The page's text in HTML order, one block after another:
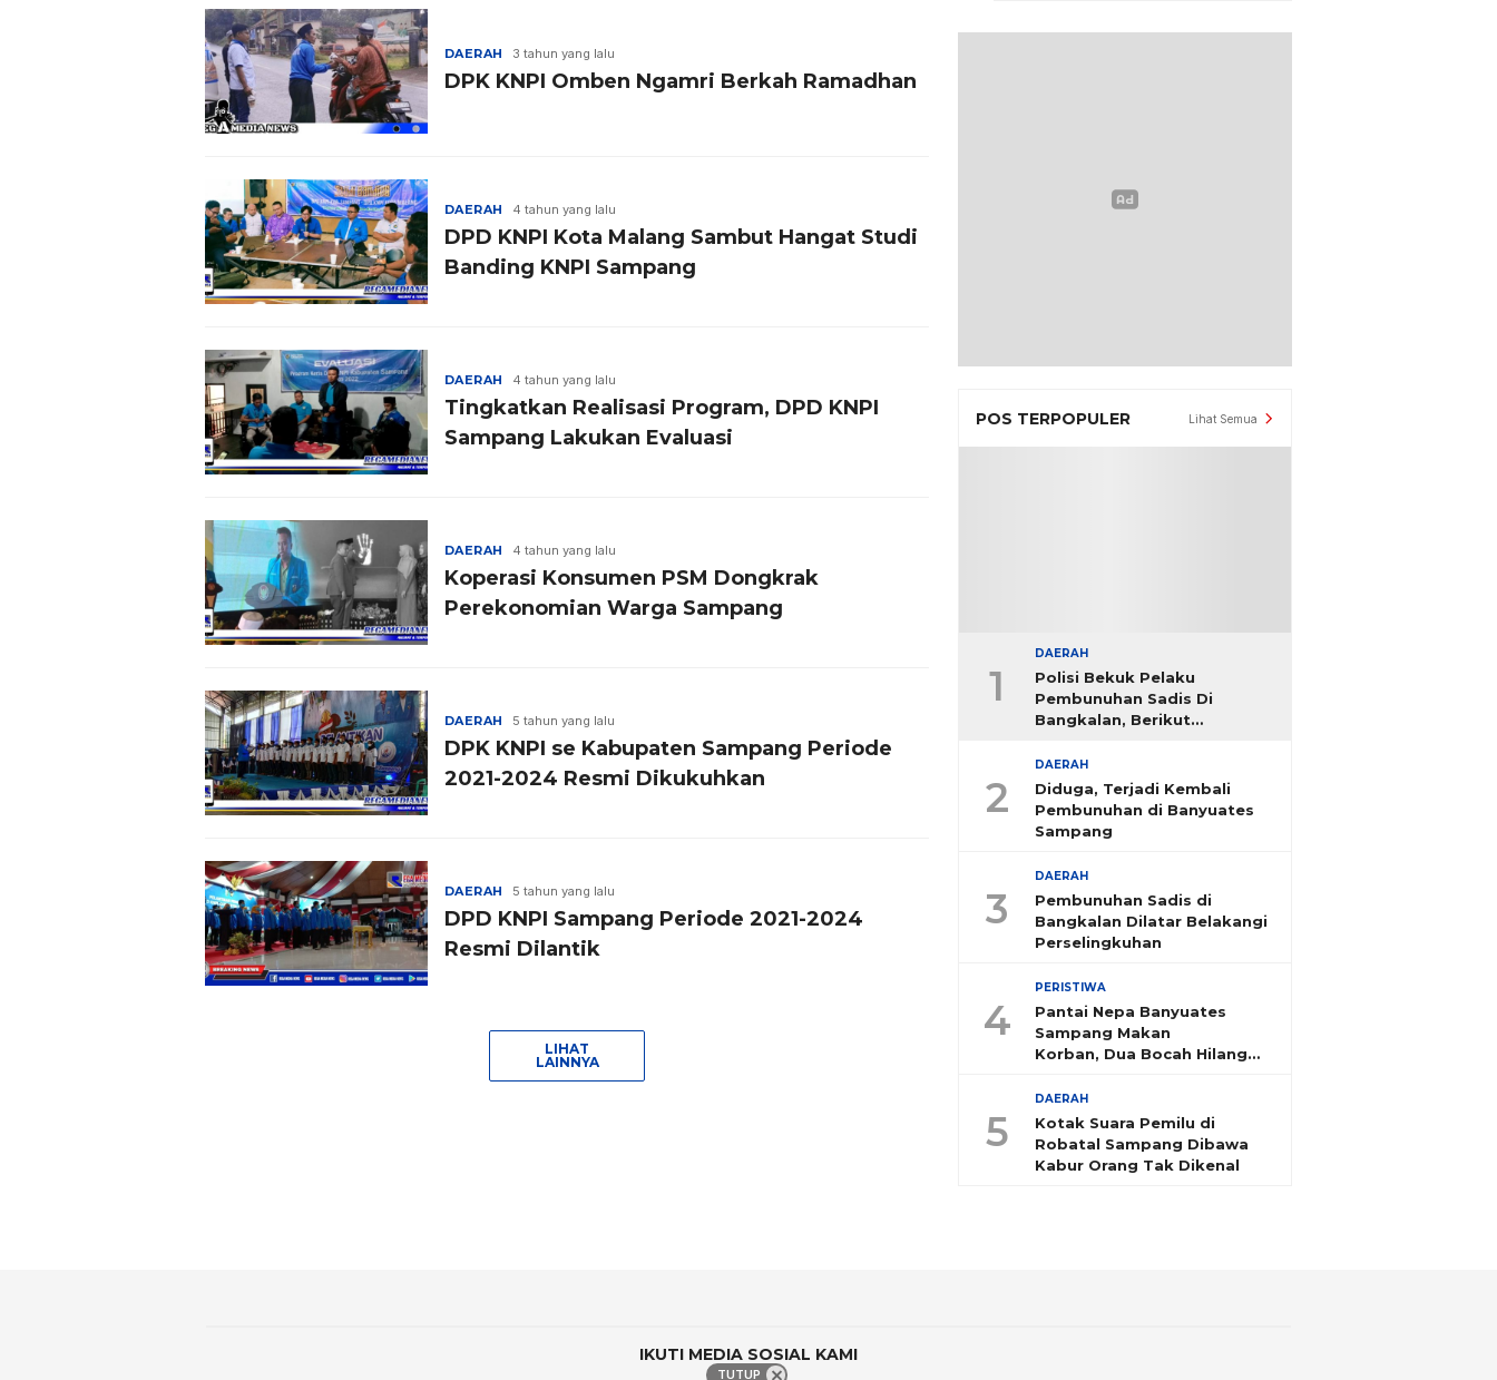
DAERAH 3 tahun yang lalu
DPK KNPI Omben Ngamri Berkah Ramadhan
DAERAH 4 tahun yang lalu
DPD KNPI Kota Malang Sambut Hangat Studi
Banding KNPI Sampang
DAERAH 4 tahun yang lalu
Tingkatkan Realisasi Program, DPD KNPI
Sampang Lakukan Evaluasi
DAERAH 4 tahun yang lalu
Koperasi Konsumen PSM Dongkrak
Perekonomian Warga Sampang
DAERAH 5 tahun yang lalu
DPK KNPI se Kabupaten Sampang Periode
2021-2024 Resmi Dikukuhkan
DAERAH 5 tahun yang lalu
DPD KNPI Sampang Periode 2021-2024
Resmi Dilantik
LIHAT
LAINNYA
POS TERPOPULER Lihat Semua
1
DAERAH
Polisi Bekuk Pelaku
Pembunuhan Sadis Di
Bangkalan, Berikut
2
DAERAH
Diduga, Terjadi Kembali
Pembunuhan di Banyuates
Sampang
3
DAERAH
Pembunuhan Sadis di
Bangkalan Dilatar Belakangi
Perselingkuhan
4
PERISTIWA
Pantai Nepa Banyuates
Sampang Makan
Korban, Dua Bocah Hilang
5
DAERAH
Kotak Suara Pemilu di
Robatal Sampang Dibawa
Kabur Orang Tak Dikenal
IKUTI MEDIA SOSIAL KAMI
TUTUP